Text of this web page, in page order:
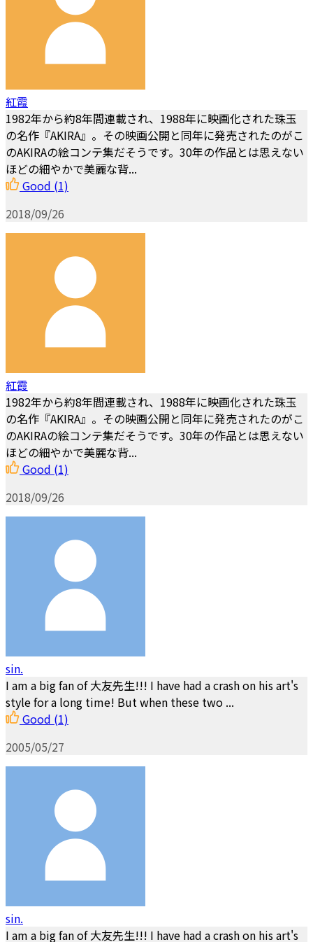
紅霞
1982年から約8年間連載され、1988年に映画化された珠玉
の名作『AKIRA』。その映画公開と同年に発売されたのがこ
のAKIRAの絵コンテ集だそうです。30年の作品とは思えない
ほどの細やかで美麗な背...
Good (1)
2018/09/26
紅霞
1982年から約8年間連載され、1988年に映画化された珠玉
の名作『AKIRA』。その映画公開と同年に発売されたのがこ
のAKIRAの絵コンテ集だそうです。30年の作品とは思えない
ほどの細やかで美麗な背...
Good (1)
2018/09/26
sin.
I am a big fan of 大友先生!!! I have had a crash on his art's
style for a long time! But when these two ...
Good (1)
2005/05/27
sin.
I am a big fan of 大友先生!!! I have had a crash on his art's